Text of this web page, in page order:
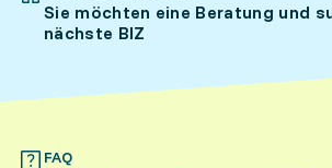
Sie möchten eine Beratung und
nächste BIZ
FAQ